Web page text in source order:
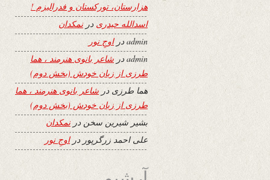
هزارستان، تورکستان و فدرالیزم !
اسدالله حیدری درنمکدان
adminدراوجِ نور
adminدر شاعر بانوی هنرمند ، هما
طرزی از زبان خودش (بخش دوم)
هما طرزی در شاعر بانوی هنرمند ، هما
طرزی از زبان خودش (بخش دوم)
بشیر شیرین سخن درنمکدان
علی احمد زرگرپور دراوجِ نور